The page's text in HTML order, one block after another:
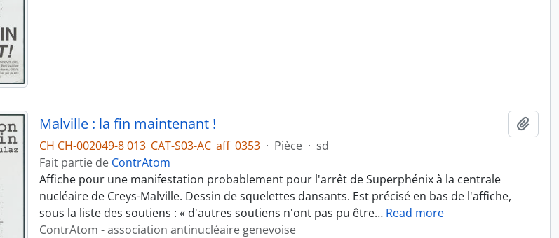
Malville : la fin maintenant !
CH CH-002049-8 013_CAT-S03-AC_aff_0353 · Pièce · sd
Fait partie de ContrAtom
Affiche pour une manifestation probablement pour l'arrêt de Superphénix à la centrale
nucléaire de Creys-Malville. Dessin de squelettes dansants. Est précisé en bas de l'affiche,
sous la liste des soutiens : « d'autres soutiens n'ont pas pu être… Read more
ContrAtom - association antinucléaire genevoise